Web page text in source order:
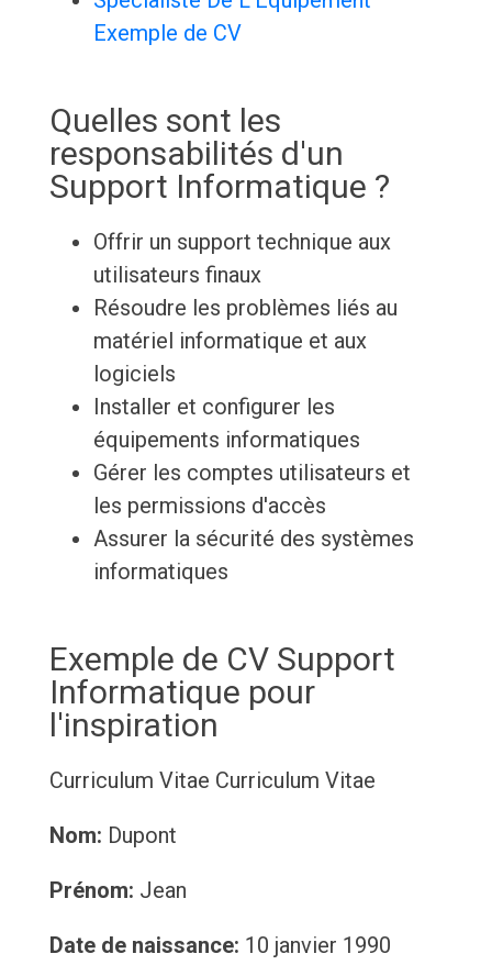
Exemple de CV
Quelles sont les
responsabilités d'un
Support Informatique ?
Offrir un support technique aux
utilisateurs finaux
Résoudre les problèmes liés au
matériel informatique et aux
logiciels
Installer et configurer les
équipements informatiques
Gérer les comptes utilisateurs et
les permissions d'accès
Assurer la sécurité des systèmes
informatiques
Exemple de CV Support
Informatique pour
l'inspiration
Curriculum Vitae Curriculum Vitae
Nom: Dupont
Prénom: Jean
Date de naissance: 10 janvier 1990